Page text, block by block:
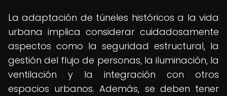
La adaptación de túneles históricos a la vida
urbana implica considerar cuidadosamente
aspectos como la seguridad estructural, la
gestión del flujo de personas, la iluminación, la
ventilación y la integración con otros
espacios urbanos. Además, se deben tener